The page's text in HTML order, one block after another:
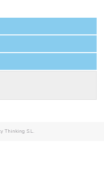
Thinking S.L.